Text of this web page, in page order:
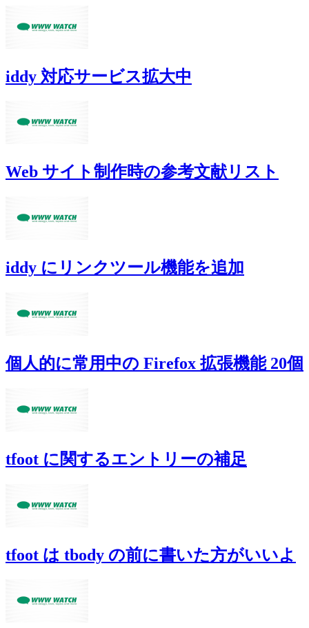
iddy 対応サービス拡大中
Web サイト制作時の参考文献リスト
iddy にリンクツール機能を追加
個人的に常用中の Firefox 拡張機能 20個
tfoot に関するエントリーの補足
tfoot は tbody の前に書いた方がいいよ